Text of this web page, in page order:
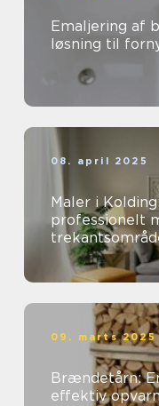
Emaljering af
løsning til
08. april 2025
Maler i
professionelt
09. marts 2025
Brændetårn:
effektiv